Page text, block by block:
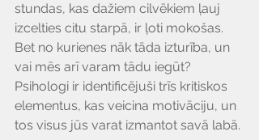
stundas, kas dažiem cilvēkiem ļauj
izcelties citu starpā, ir ļoti mokošas.
Bet no kurienes nāk tāda izturība, un
vai mēs arī varam tādu iegūt?
Psihologi ir identificējuši trīs kritiskos
elementus, kas veicina motivāciju, un
tos visus jūs varat izmantot savā labā.